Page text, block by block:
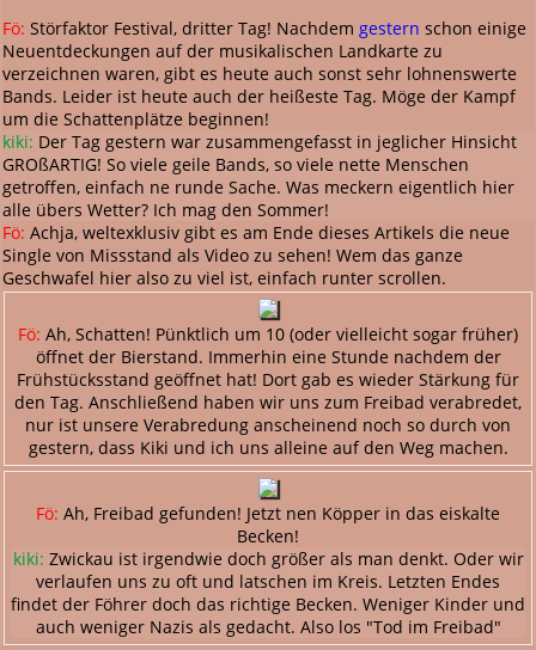
Fö: Störfaktor Festival, dritter Tag! Nachdem gestern schon einige
Neuentdeckungen auf der musikalischen Landkarte zu
verzeichnen waren, gibt es heute auch sonst sehr lohnenswerte
Bands. Leider ist heute auch der heißeste Tag. Möge der Kampf
um die Schattenplätze beginnen!
kiki: Der Tag gestern war zusammengefasst in jeglicher Hinsicht
GROßARTIG! So viele geile Bands, so viele nette Menschen
getroffen, einfach ne runde Sache. Was meckern eigentlich hier
alle übers Wetter? Ich mag den Sommer!
Fö: Achja, weltexklusiv gibt es am Ende dieses Artikels die neue
Single von Missstand als Video zu sehen! Wem das ganze
Geschwafel hier also zu viel ist, einfach runter scrollen.
Fö: Ah, Schatten! Pünktlich um 10 (oder vielleicht sogar früher)
öffnet der Bierstand. Immerhin eine Stunde nachdem der
Frühstücksstand geöffnet hat! Dort gab es wieder Stärkung für
den Tag. Anschließend haben wir uns zum Freibad verabredet,
nur ist unsere Verabredung anscheinend noch so durch von
gestern, dass Kiki und ich uns alleine auf den Weg machen.
Fö: Ah, Freibad gefunden! Jetzt nen Köpper in das eiskalte
Becken!
kiki: Zwickau ist irgendwie doch größer als man denkt. Oder wir
verlaufen uns zu oft und latschen im Kreis. Letzten Endes
findet der Föhrer doch das richtige Becken. Weniger Kinder und
auch weniger Nazis als gedacht. Also los "Tod im Freibad"